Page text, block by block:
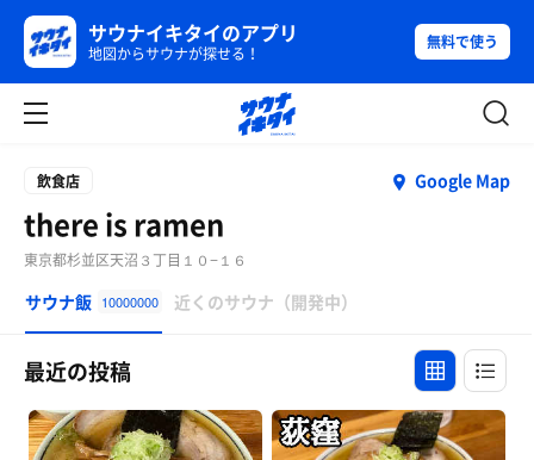
サウナイキタイのアプリ
地図からサウナが探せる！
無料で使う
飲食店 Google Map
there is ramen
東京都杉並区天沼３丁目１０−１６
サウナ飯 10000000 近くのサウナ（開発中）
最近の投稿